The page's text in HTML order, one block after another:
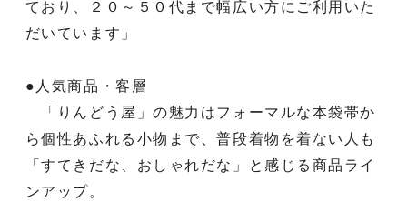
ており、２０～５０代まで幅広い方にご利用いた
だいています」
●人気商品・客層
「りんどう屋」の魅力はフォーマルな本袋帯か
ら個性あふれる小物まで、普段着物を着ない人も
「すてきだな、おしゃれだな」と感じる商品ライ
ンアップ。